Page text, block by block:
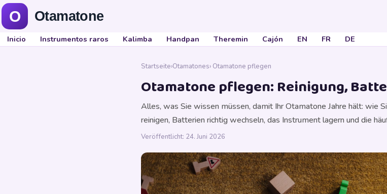
Inicio Instrumentos raros Kalimba Handpan Theremin Cajón EN FR DE
Startseite›Otamatones› Otamatone pflegen
Otamatone pflegen: Reinigung,
Alles, was Sie wissen müssen, damit Ihr Otamatone Jahre hält: wie
reinigen, Batterien richtig wechseln, das Instrument lagern und die
Veröffentlicht: 24. Juni 2026